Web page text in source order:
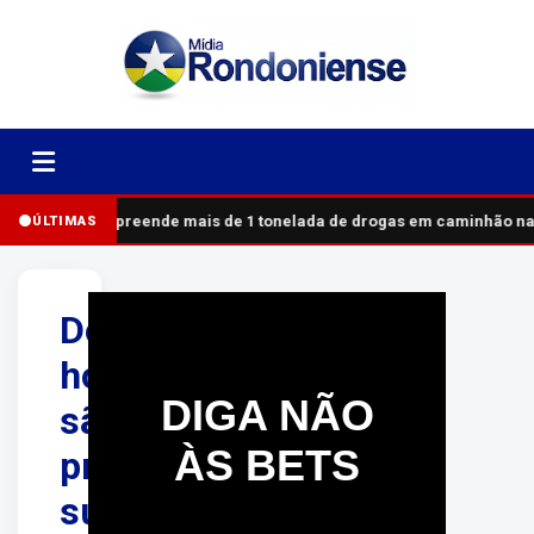
ÚLTIMASPRF apreende mais de 1 tonelada de drogas em caminhão na
Dois
homens
são
presos
suspeitos
DIGA NÃO
ÀS BETS